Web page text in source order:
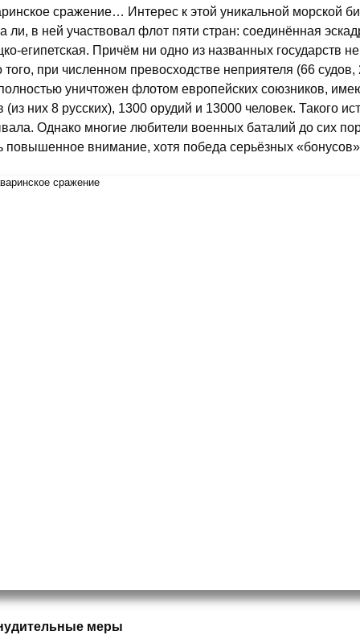
сражение… Интерес к этой уникальной морской
ли, в ней участвовал флот пяти стран: соединённая
египетская. Причём ни одно из названных государств
при численном превосходстве неприятеля (66
уничтожен флотом европейских союзников,
(из них 8 русских), 1300 орудий и 13000 человек. Такого
Однако многие любители военных баталий до сих
повышенное внимание, хотя победа серьёзных
меры